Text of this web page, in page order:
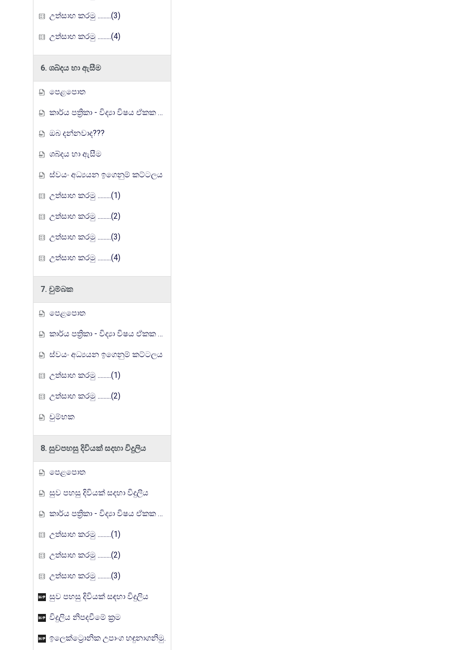
උත්සාහ කරමු .........(3)
උත්සාහ කරමු .........(4)
6. ශබ්දය හා ඇසීම
පෙළපොත
කාර්ය පත්‍රිකා - විද්‍යා විෂය ඒකක සංවර්ධන වැඩසටහන, මතුගම අධ්‍යාපන කලාපය
ඔබ දන්නවාද???
ශබ්දය හා ඇසීම
ස්වයං අධ්‍යයන ඉගෙනුම් කට්ටලය
උත්සාහ කරමු .........(1)
උත්සාහ කරමු .........(2)
උත්සාහ කරමු .........(3)
උත්සාහ කරමු .........(4)
7. චුම්බක
පෙළපොත
කාර්ය පත්‍රිකා - විද්‍යා විෂය ඒකක සංවර්ධන වැඩසටහන, මතුගම අධ්‍යාපන කලාපය
ස්වයං අධ්‍යයන ඉගෙනුම් කට්ටලය
උත්සාහ කරමු .........(1)
උත්සාහ කරමු .........(2)
චුම්භක
8. සුවපහසු දිවියක් සදහා විදුලිය
පෙළපොත
සුව පහසු දිවියක් සදහා විදුලිය
කාර්ය පත්‍රිකා - විද්‍යා විෂය ඒකක සංවර්ධන වැඩසටහන, මතුගම අධ්‍යාපන කලාපය
උත්සාහ කරමු .........(1)
උත්සාහ කරමු .........(2)
උත්සාහ කරමු .........(3)
සුව පහසු දිවියක් සඳහා විදුලිය
විදුලිය නිපදවීමේ ක්‍රම
ඉලෙක්ට්‍රොනික උපාංග හඳුනාගනිමු.